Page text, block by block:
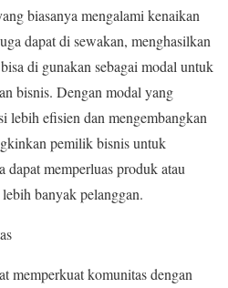
biasanya mengalami kenaikan
dapat di sewakan, menghasilkan
di gunakan sebagai modal untuk
bisnis. Dengan modal yang
lebih efisien dan mengembangkan
pemilik bisnis untuk
memperluas produk atau
banyak pelanggan.
memperkuat komunitas dengan